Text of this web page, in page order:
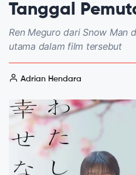
Tanggal
Ren Meguro dari Snow Man
utama dalam film tersebut
Adrian Hendara